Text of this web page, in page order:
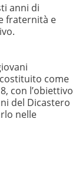
anni di
fraternità e
come
con l’obiettivo
del Dicastero
nelle